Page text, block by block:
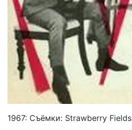
1967: Съёмки: Strawberry